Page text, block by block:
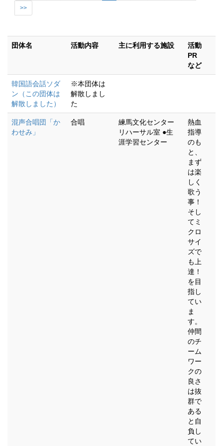
>>
団体名 活動内容 主に利用する施設
活動
PR
など
韓国語会話ソダ
ン（この団体は
解散しました）
※本団体は
解散しまし
た
混声合唱団「か
わせみ」
合唱
練馬文化センター
リハーサル室 ●生
涯学習センター
熱血
指導
のも
と、
まず
は楽
しく
歌う
事！
そし
てミ
クロ
サイ
ズで
も上
達！
を目
指し
てい
ま
す。
仲間
のチ
ーム
ワー
クの
良さ
は抜
群で
ある
と自
負し
てい